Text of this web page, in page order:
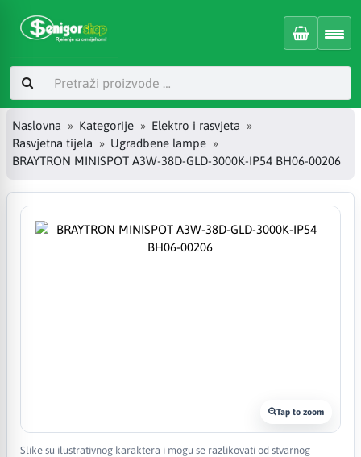
Naslovna Kategorije
Elektro i rasvjeta
Rasvjetna tijela
Ugradbene lampe
BRAYTRON MINISPOT A3W-38D-GLD-3000K-IP54 BH06-00206
Tap to zoom
Slike su ilustrativnog karaktera i mogu se razlikovati od stvarnog